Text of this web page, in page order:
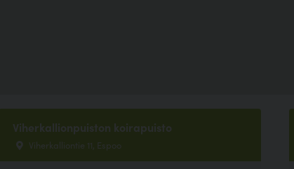
Viherkallionpuiston koirapuisto
Viherkalliontie 11, Espoo